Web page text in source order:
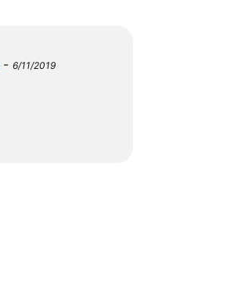
-6/11/2019